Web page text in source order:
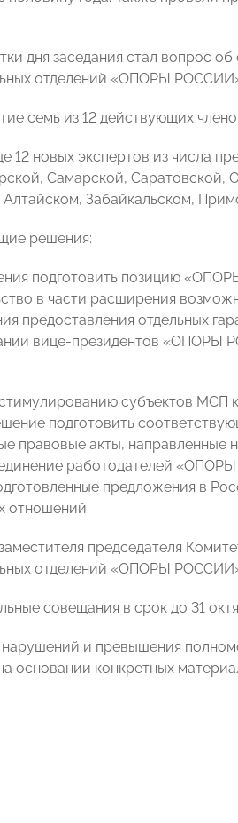
дня заседания стал вопрос об
отделений «ОПОРЫ
семь из 12 действующих
новых экспертов из числа
Самарской, Саратовской,
Забайкальском,
решения:
подготовить позицию
в части расширения
предоставления отдельных
вице-президентов «ОПОРЫ
субъектов МСП
подготовить
правовые акты, направленные
работодателей
предложения в
отношений.
председателя
отделений «ОПОРЫ
совещания в срок до 31
и превышения
основании конкретных